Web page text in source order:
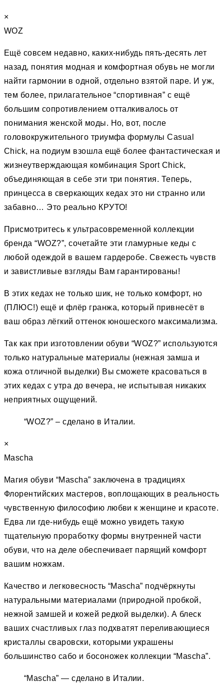
×
WOZ
Ещё совсем недавно, каких-нибудь пять-десять лет
назад, понятия модная и комфортная обувь не могли
найти гармонии в одной, отдельно взятой паре. И уж,
тем более, прилагательное “спортивная” c ещё
большим сопротивлением отталкивалось от
понимания женской моды. Но, вот, после
головокружительного триумфа формулы Casual
Chick, на подиум взошла ещё более фантастическая и
жизнеутверждающая комбинация Sport Chick,
объединяющая в себе эти три понятия. Теперь,
принцесса в сверкающих кедах это ни странно или
забавно… Это реально КРУТО!
Присмотритесь к ультрасовременной коллекции
бренда “WOZ?”, сочетайте эти гламурные кеды с
любой одеждой в вашем гардеробе. Свежесть чувств
и завистливые взгляды Вам гарантированы!
В этих кедах не только шик, не только комфорт, но
(ПЛЮС!) ещё и флёр гранжа, который привнесёт в
ваш образ лёгкий оттенок юношеского максимализма.
Так как при изготовлении обуви “WOZ?” используются
только натуральные материалы (нежная замша и
кожа отличной выделки) Вы сможете красоваться в
этих кедах с утра до вечера, не испытывая никаких
неприятных ощущений.
“WOZ?” – сделано в Италии.
×
Mascha
Магия обуви “Mascha” заключена в традициях
Флорентийских мастеров, воплощающих в реальность
чувственную философию любви к женщине и красоте.
Едва ли где-нибудь ещё можно увидеть такую
тщательную проработку формы внутренней части
обуви, что на деле обеспечивает парящий комфорт
вашим ножкам.
Качество и легковесность “Mascha” подчёркнуты
натуральными материалами (природной пробкой,
нежной замшей и кожей редкой выделки). А блеск
ваших счастливых глаз подхватят переливающиеся
кристаллы сваровски, которыми украшены
большинство сабо и босоножек коллекции “Mascha”.
“Mascha” — сделано в Италии.